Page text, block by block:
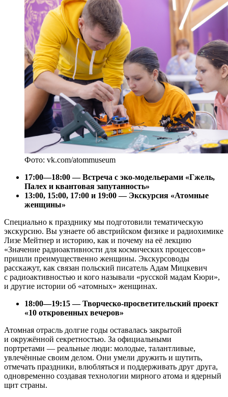
Фото: vk.com/atommuseum
17:00—18:00 — Встреча с эко-модельерами «Гжель,
Палех и квантовая запутанность»
13:00, 15:00, 17:00 и 19:00 — Экскурсия «Атомные
женщины»
Специально к празднику мы подготовили тематическую
экскурсию. Вы узнаете об австрийском физике и радиохимике
Лизе Мейтнер и историю, как и почему на её лекцию
«Значение радиоактивности для космических процессов»
пришли преимущественно женщины. Экскурсоводы
расскажут, как связан польский писатель Адам Мицкевич
с радиоактивностью и кого называли «русской мадам Кюри»,
и другие истории об «атомных» женщинах.
18:00—19:15 — Творческо-просветительский проект
«10 откровенных вечеров»
Атомная отрасль долгие годы оставалась закрытой
и окружённой секретностью. За официальными
портретами — реальные люди: молодые, талантливые,
увлечённые своим делом. Они умели дружить и шутить,
отмечать праздники, влюбляться и поддерживать друг друга,
одновременно создавая технологии мирного атома и ядерный
щит страны.